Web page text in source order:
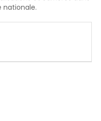
nationale.